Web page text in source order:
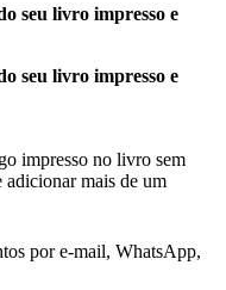
seu livro impresso e
seu livro impresso e
impresso no livro sem
adicionar mais de um
por e-mail, WhatsApp,